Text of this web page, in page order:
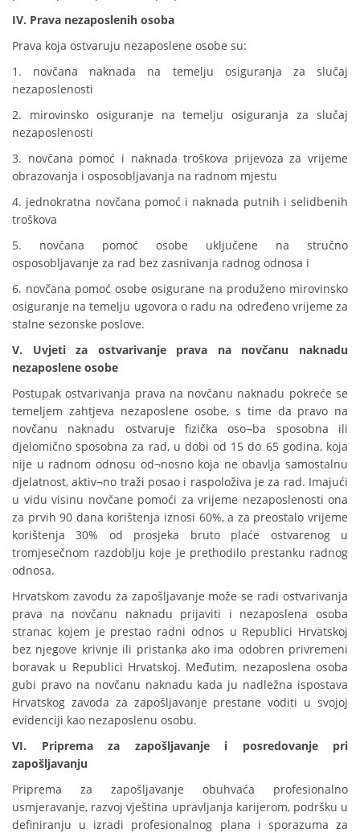
IV. Prava nezaposlenih osoba
Prava koja ostvaruju nezaposlene osobe su:
1. novčana naknada na temelju osiguranja za slučaj
nezaposlenosti
2. mirovinsko osiguranje na temelju osiguranja za slučaj
nezaposlenosti
3. novčana pomoć i naknada troškova prijevoza za vrijeme
obrazovanja i osposobljavanja na radnom mjestu
4. jednokratna novčana pomoć i naknada putnih i selidbenih
troškova
5. novčana pomoć osobe uključene na stručno
osposobljavanje za rad bez zasnivanja radnog odnosa i
6. novčana pomoć osobe osigurane na produženo mirovinsko
osiguranje na temelju ugovora o radu na određeno vrijeme za
stalne sezonske poslove.
V. Uvjeti za ostvarivanje prava na novčanu naknadu
nezaposlene osobe
Postupak ostvarivanja prava na novčanu naknadu pokreće se
temeljem zahtjeva nezaposlene osobe, s time da pravo na
novčanu naknadu ostvaruje fizička oso¬ba sposobna ili
djelomično sposobna za rad, u dobi od 15 do 65 godina, koja
nije u radnom odnosu od¬nosno koja ne obavlja samostalnu
djelatnost, aktiv¬no traži posao i raspoloživa je za rad. Imajući
u vidu visinu novčane pomoći za vrijeme nezaposlenosti ona
za prvih 90 dana korištenja iznosi 60%, a za preostalo vrijeme
korištenja 30% od prosjeka bruto plaće ostvarenog u
tromjesečnom razdoblju koje je prethodilo prestanku radnog
odnosa.
Hrvatskom zavodu za zapošljavanje može se radi ostvarivanja
prava na novčanu naknadu prijaviti i nezaposlena osoba
stranac kojem je prestao radni odnos u Republici Hrvatskoj
bez njegove krivnje ili pristanka ako ima odobren privremeni
boravak u Republici Hrvatskoj. Međutim, nezaposlena osoba
gubi pravo na novčanu naknadu kada ju nadležna ispostava
Hrvatskog zavoda za zapošljavanje prestane voditi u svojoj
evidenciji kao nezaposlenu osobu.
VI. Priprema za zapošljavanje i posredovanje pri
zapošljavanju
Priprema za zapošljavanje obuhvaća profesionalno
usmjeravanje, razvoj vještina upravljanja karijerom, podršku u
definiranju u izradi profesionalnog plana i sporazuma za